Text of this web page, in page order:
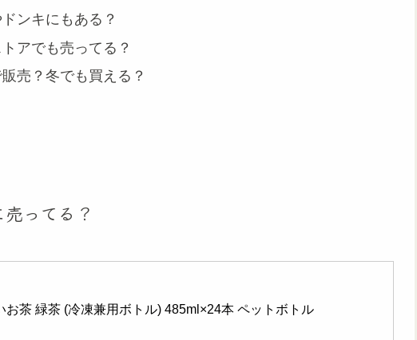
ンキにもある？
アでも売ってる？
売？冬でも買える？
ってる？
お茶 緑茶 (冷凍兼用ボトル) 485ml×24本 ペットボトル